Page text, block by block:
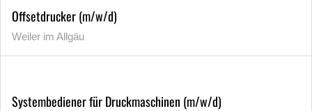
Offsetdrucker (m/w/d)
Weiler im Allgäu
Systembediener für Druckmaschinen (m/w/d)